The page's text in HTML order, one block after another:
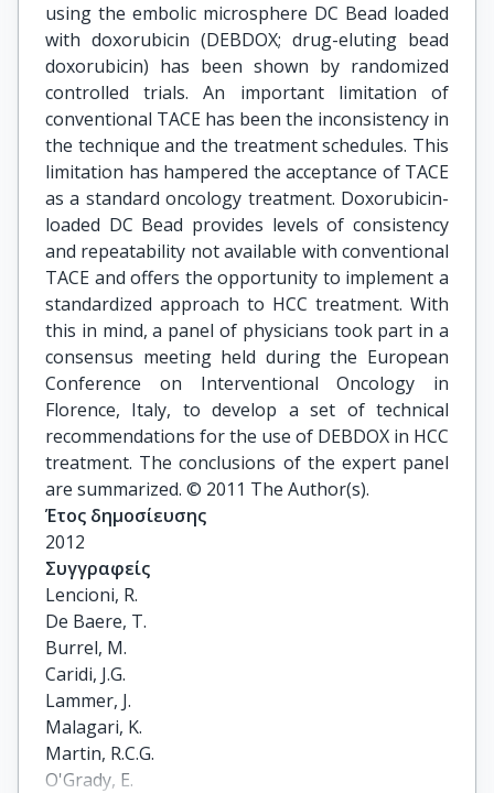
using the embolic microsphere DC Bead loaded
with doxorubicin (DEBDOX; drug-eluting bead
doxorubicin) has been shown by randomized
controlled trials. An important limitation of
conventional TACE has been the inconsistency in
the technique and the treatment schedules. This
limitation has hampered the acceptance of TACE
as a standard oncology treatment. Doxorubicin-
loaded DC Bead provides levels of consistency
and repeatability not available with conventional
TACE and offers the opportunity to implement a
standardized approach to HCC treatment. With
this in mind, a panel of physicians took part in a
consensus meeting held during the European
Conference on Interventional Oncology in
Florence, Italy, to develop a set of technical
recommendations for the use of DEBDOX in HCC
treatment. The conclusions of the expert panel
are summarized. © 2011 The Author(s).
Έτος δημοσίευσης
2012
Συγγραφείς
Lencioni, R.
De Baere, T.
Burrel, M.
Caridi, J.G.
Lammer, J.
Malagari, K.
Martin, R.C.G.
O'Grady, E.